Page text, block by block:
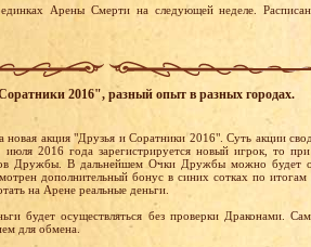
Арены Смерти на следующей неделе.
2016", разный опыт в разных городах.
акция "Друзья и Соратники 2016". Суть акции
2016 года зарегистрируется новый игрок, то
Дружбы. В дальнейшем Очки Дружбы можно будет
дополнительный бонус в синих сотках по итогам
на Арене реальные деньги.
будет осуществляться без проверки Драконами.
для обмена.